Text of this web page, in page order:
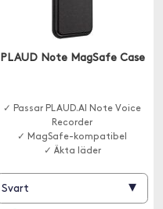
PLAUD Note MagSafe Case
✓ Passar PLAUD.AI Note Voice
Recorder
✓ MagSafe-kompatibel
✓ Äkta läder
Svart ▾